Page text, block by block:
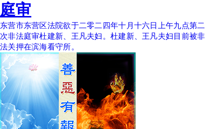
庭审
东营市东营区法院欲于二零二四年十月十六日上午九点第二
次非法庭审杜建新、王凡夫妇。杜建新、王凡夫妇目前被非
法关押在滨海看守所。